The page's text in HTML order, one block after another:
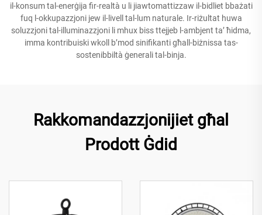
il-konsum tal-enerġija fir-realtà u li jiawtomattizzaw il-bidliet bbażati
fuq l-okkupazzjoni jew il-livell tal-lum naturale. Ir-riżultat huwa
soluzzjoni tal-illuminazzjoni li mhux biss ttejjeb l-ambjent ta’ ħidma,
imma kontribuiski wkoll b’mod sinifikanti għall-biżnissa tas-
sostenibbiltà ġenerali tal-binja.
Rakkomandazzjonijiet għal
Prodott Ġdid